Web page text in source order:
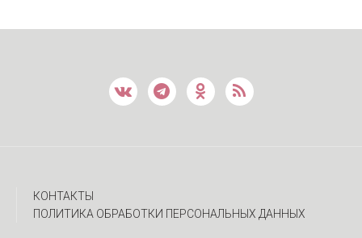
КОНТАКТЫ
ПОЛИТИКА ОБРАБОТКИ ПЕРСОНАЛЬНЫХ ДАННЫХ